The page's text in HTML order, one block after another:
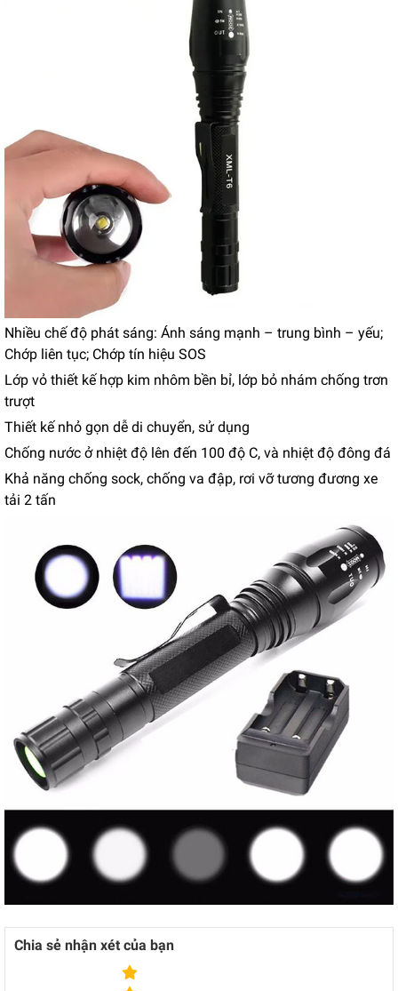
Nhiều chế độ phát sáng: Ánh sáng mạnh – trung bình – yếu;
Chớp liên tục; Chớp tín hiệu SOS
Lớp vỏ thiết kế hợp kim nhôm bền bỉ, lớp bỏ nhám chống trơn
trượt
Thiết kế nhỏ gọn dễ di chuyển, sử dụng
Chống nước ở nhiệt độ lên đến 100 độ C, và nhiệt độ đông đá
Khả năng chống sock, chống va đập, rơi vỡ tương đương xe
tải 2 tấn
Chia sẻ nhận xét của bạn